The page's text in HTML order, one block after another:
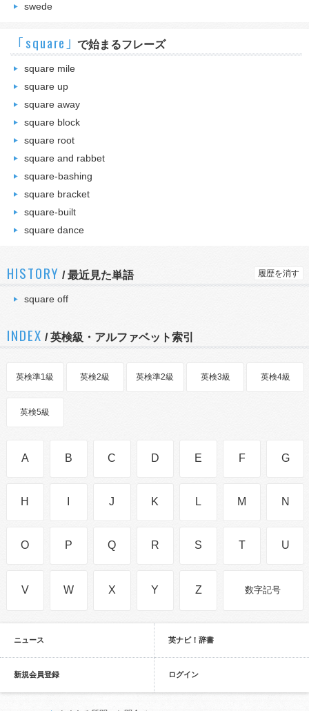
swede
｢square｣ で始まるフレーズ
square mile
square up
square away
square block
square root
square and rabbet
square-bashing
square bracket
square-built
square dance
HISTORY /最近見た単語 履歴を消す
square off
INDEX / 英検級・アルファベット索引
英検準1級 英検2級 英検準2級 英検3級 英検4級
英検5級
A B C D E F G
H J K L M N
O P Q R S T U
V W X Y Z 数字記号
ニュース 英ナビ！辞書
新規会員登録 ログイン